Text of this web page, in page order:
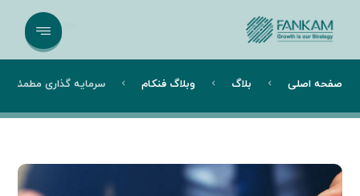
صفحه اصلی بلاگ وبلاگ فنکام سرمایه گذاری مطمئن